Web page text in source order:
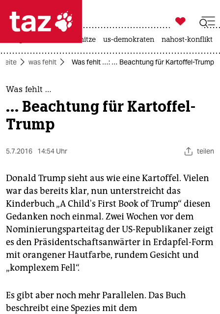
 taz zahl ich
taz zahl ich
themen
politik
öko
gesellschaft
kultur
sport
berlin
nord
wahrheit
verlag

taz zahl ich
hitze us-demokraten nahost-konflikt
was fehlt Was fehlt …: … Beachtung für Kartoffel-Trump
Was fehlt …
… Beachtung für Kartoffel-
Trump
5.7.2016 14:54 Uhr teilen
Donald Trump sieht aus wie eine Kartoffel. Vielen
war das bereits klar, nun unterstreicht das
Kinderbuch „A Child's First Book of Trump“ diesen
Gedanken noch einmal. Zwei Wochen vor dem
Nominierungsparteitag der US-Republikaner zeigt
es den Präsidentschaftsanwärter in Erdapfel-Form
mit orangener Hautfarbe, rundem Gesicht und
„komplexem Fell“.
Es gibt aber noch mehr Parallelen. Das Buch
beschreibt eine Spezies mit dem